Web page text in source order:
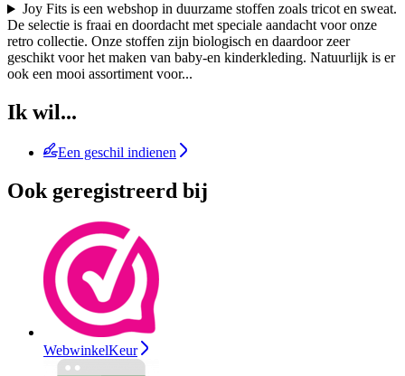
Joy Fits is een webshop in duurzame stoffen zoals tricot en sweat.
De selectie is fraai en doordacht met speciale aandacht voor onze
retro collectie. Onze stoffen zijn biologisch en daardoor zeer
geschikt voor het maken van baby-en kinderkleding. Natuurlijk is er
ook een mooi assortiment voor...
Ik wil...
Een geschil indienen
Ook geregistreerd bij
WebwinkelKeur